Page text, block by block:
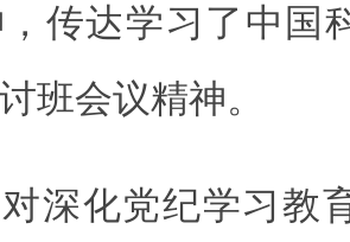
传达学习了中国
班会议精神。
深化党纪学习教